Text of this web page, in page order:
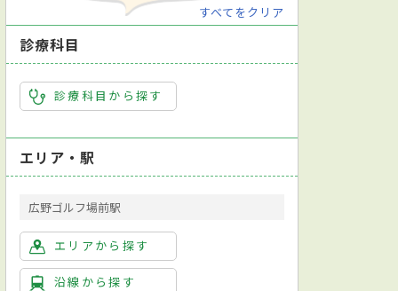
すべてをクリア
診療科目
診療科目から探す
エリア・駅
広野ゴルフ場前駅
エリアから探す
沿線から探す